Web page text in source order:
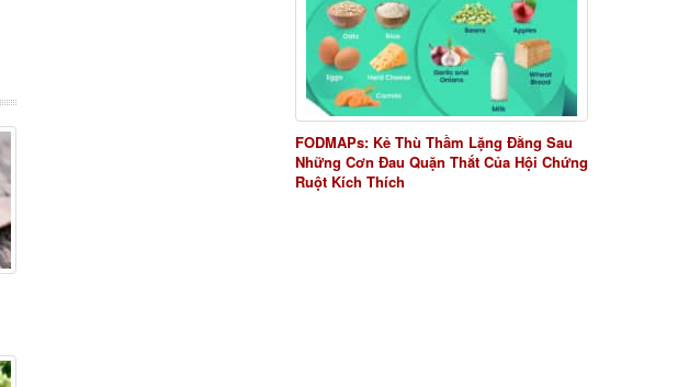
FODMAPs: Kẻ Thù Thầm Lặng Đằng Sau
Những Cơn Đau Quặn Thắt Của Hội Chứng
Ruột Kích Thích